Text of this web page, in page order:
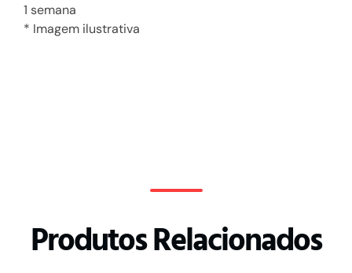
1 semana
* Imagem ilustrativa
Produtos Relacionados